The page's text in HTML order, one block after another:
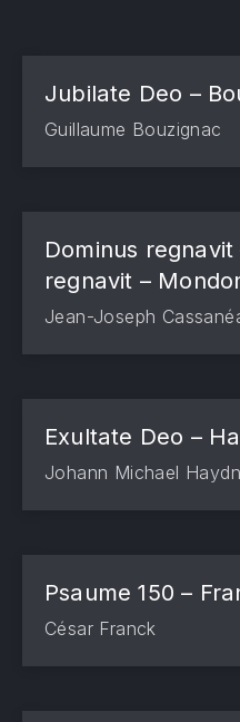
Jubilate Deo –
Guillaume Bouzignac
Dominus regnavit
regnavit –
Jean-Joseph
Exultate Deo –
Johann Michael Haydn
Psaume 150 –
César Franck